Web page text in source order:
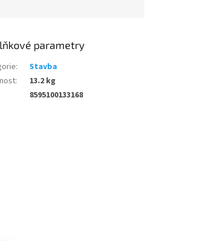
parametry
:
Stavba
:
13.2 kg
8595100133168